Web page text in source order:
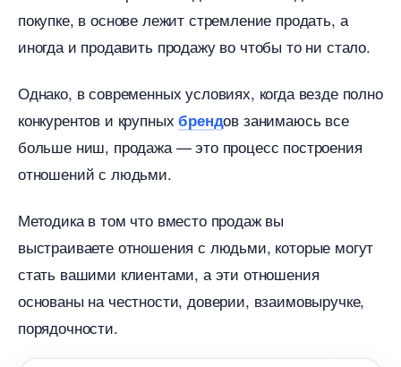
покупке, в основе лежит стремление продать, а
иногда и продавить продажу во чтобы то ни стало.
Однако, в современных условиях, когда везде полно
конкурентов и крупныхрендов занимаюсь все
ольше ниш, продажа — это процесс построения
отношений с людьми.
Методика в том что вместо продаж вы
ыстраиваете отношения с людьми, которые могут
стать вашими клиентами, а эти отношения
основаны на честности, доверии, взаимовыручке,
порядочности.